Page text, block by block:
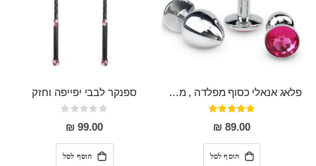
פלאג אנאלי כסוף מפלדה , מתאים ללבישה מתחת לבגדים, בגודל 7.3 על 2.8 ס"מ
דירוג:
97%
89.00 ₪
הוסף לסל
ספנקר לבבי יפייפה וחזק
Rating:
0%
99.00 ₪
הוסף לסל